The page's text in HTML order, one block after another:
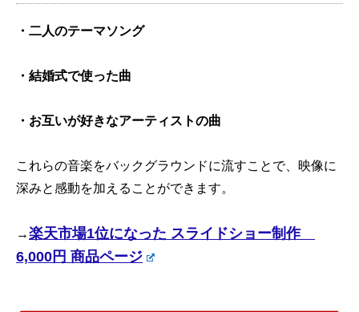
・二人のテーマソング
・結婚式で使った曲
・お互いが好きなアーティストの曲
これらの音楽をバックグラウンドに流すことで、映像に
深みと感動を加えることができます。
→楽天市場1位になった スライドショー制作
6,000円 商品ページ